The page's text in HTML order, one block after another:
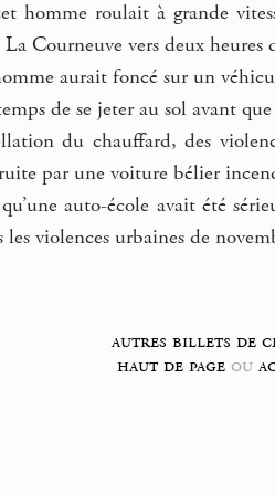
homme roulait à grande
Courneuve vers deux heures
aurait foncé sur un
de se jeter au sol avant
du chauffard, des
par une voiture bélier
auto-école avait été
violences urbaines de
autres billets de
haut de pageou